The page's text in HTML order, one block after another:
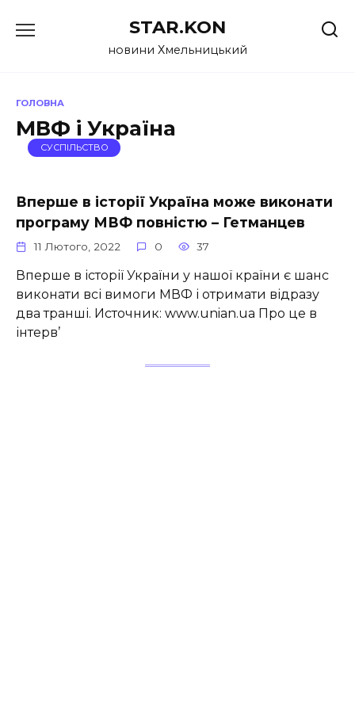
до
STAR.KON
новини Хмельницький
ГОЛОВНА
МВФ і Україна
СУСПІЛЬСТВО
Вперше в історії Україна може виконати
програму МВФ повністю – Гетманцев
11 Лютого, 2022 0 37
Вперше в історії України у нашої країни є шанс
виконати всі вимоги МВФ і отримати відразу
два транші. Источник: www.unian.ua Про це в
інтерв’